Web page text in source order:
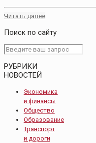
Читать далее
Поиск по сайту
РУБРИКИ
НОВОСТЕЙ
Экономика
и финансы
Общество
Образование
Транспорт
и дороги